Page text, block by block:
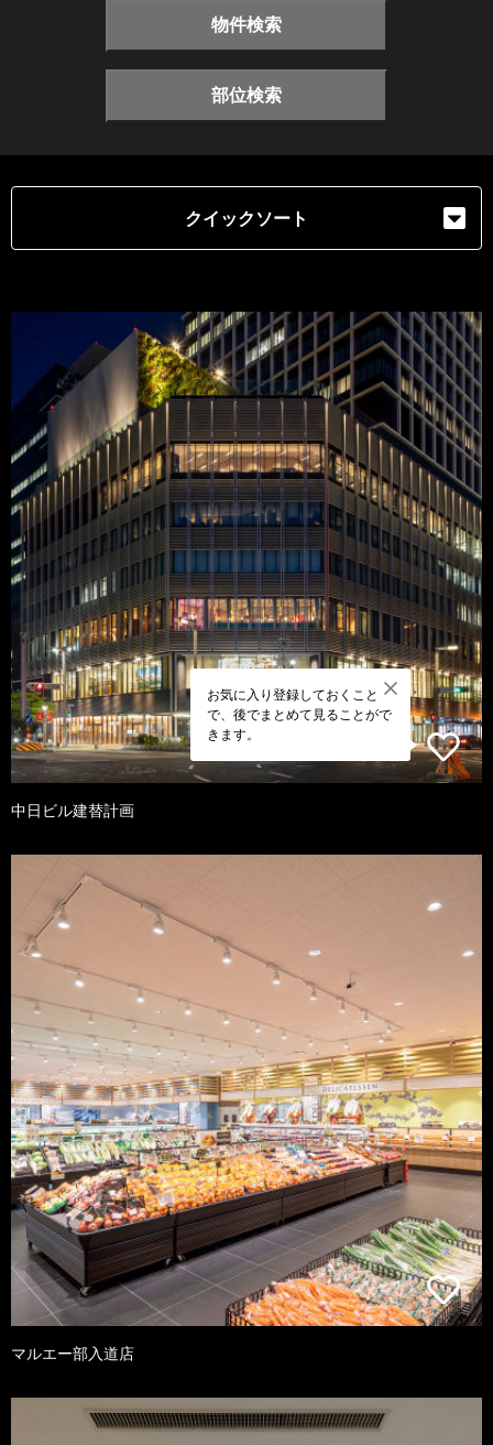
物件検索
部位検索
クイックソート
お気に入り登録しておくこと
で、後でまとめて見ることがで
きます。
中日ビル建替計画
マルエー部入道店